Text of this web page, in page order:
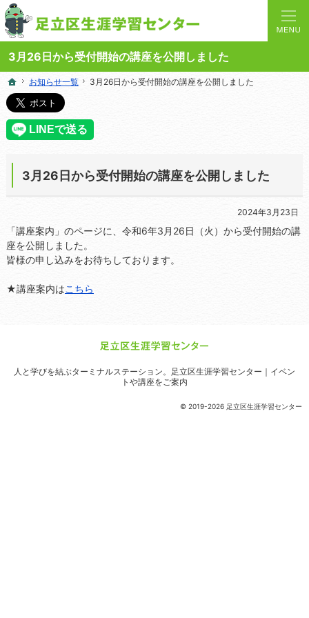
3月26日から受付開始の講座を公開しました
人と学びを結ぶターミナルステーション。地域の講座や施設をご案内しています。
足立区生涯学習センターの総合案内サイト
ホーム
お知らせ一覧 3月26日から受付開始の講座を公開しました
3月26日から受付開始の講座を公開しました
2024年3月23日
「講座案内」のページに、令和6年3月26日（火）から受付開始の講
座を公開しました。
皆様の申し込みをお待ちしております。
★講座案内はこちら
ホーム
お知らせ一覧 3月26日から受付開始の講座を公開しました
© 2019-2026 足立区生涯学習センター
人と学びを結ぶターミナルステーション。
足立区生涯学習センター｜イベン
トや講座をご案内